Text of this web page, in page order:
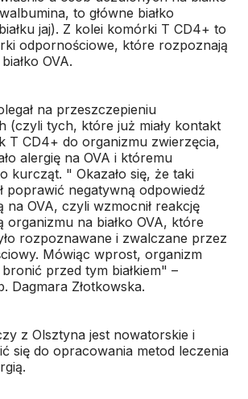
to główne białko
jaj). Z kolei komórki T CD4+ to
odpornościowe, które rozpoznają
OVA.
na przeszczepieniu
(czyli tych, które już miały kontakt
T CD4+ do organizmu zwierzęcia,
alergię na OVA i któremu
kurcząt. " Okazało się, że taki
poprawić negatywną odpowiedź
na OVA, czyli wzmocnił reakcję
organizmu na białko OVA, które
rozpoznawane i zwalczane przez
Mówiąc wprost, organizm
bronić przed tym białkiem" –
Dagmara Złotkowska.
z Olsztyna jest nowatorskie i
się do opracowania metod leczenia